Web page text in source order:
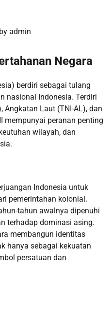
by admin
Negara
berdiri sebagai tulang
nasional Indonesia. Terdiri
Angkatan Laut (TNI-AL), dan
mempunyai peranan penting
wilayah, dan
Indonesia untuk
pemerintahan kolonial.
tahun awalnya dipenuhi
terhadap dominasi asing.
membangun identitas
hanya sebagai kekuatan
persatuan dan